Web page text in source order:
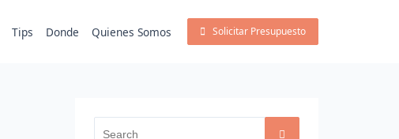
Tips Donde Quienes Somos Solicitar Presupuesto
Search